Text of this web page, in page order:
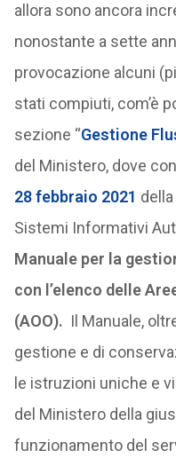
allora sono ancora
nonostante a sette
provocazione alcuni
stati compiuti, com’è
sezione “Gestione
del Ministero, dove con
28 febbraio 2021
Sistemi Informativi
Manuale per la
con l’elenco delle
(AOO). Il Manuale,
gestione e di
le istruzioni uniche e
del Ministero della
funzionamento del